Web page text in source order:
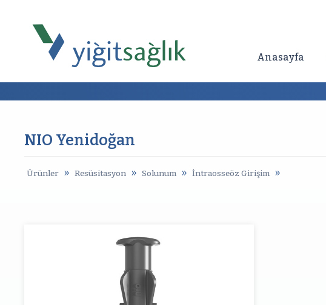
Anasayfa
NIO Yenidoğan
Ürünler » Resüsitasyon » Solunum » İntraosseöz Girişim »